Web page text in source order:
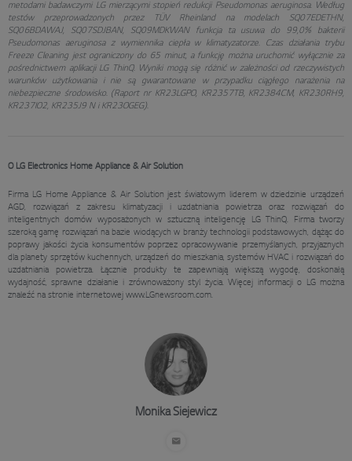
metodami badawczymi LG mierzącymi stopień redukcji Pseudomonas aeruginosa. Według
testów przeprowadzonych przez TÜV Rheinland na modelach SQ07EDETHN,
SQ06BDAWAJ, SQ07SDJBAN, SQ09MDKWAN funkcja ta usuwa do 99,0% bakterii
Pseudomonas aeruginosa z wymiennika ciepła w klimatyzatorze. Czas działania trybu
Freeze Cleaning jest ograniczony do 65 minut, a funkcję można uruchomić wyłącznie za
pośrednictwem aplikacji LG ThinQ. Wyniki mogą się różnić w zależności od rzeczywistych
warunków użytkowania i nie są gwarantowane w przypadku ciągłego narażenia na
niebezpieczne środowisko. (Raport nr KR23LGPO, KR2357TB, KR2384CM, KR230RH9,
KR237IO2, KR235J9 N i KR23OGEG).
O LG Electronics Home Appliance & Air Solution
Firma LG Home Appliance & Air Solution jest światowym liderem w dziedzinie urządzeń
AGD, rozwiązań z zakresu klimatyzacji i uzdatniania powietrza oraz rozwiązań do
inteligentnych domów wyposażonych w sztuczną inteligencję LG ThinQ. Firma tworzy
szeroką gamę rozwiązań na bazie wiodących w branży technologii podstawowych, dążąc do
poprawy jakości życia konsumentów poprzez opracowywanie przemyślanych, przyjaznych
dla planety sprzętów kuchennych, urządzeń do mieszkania, systemów HVAC i rozwiązań do
uzdatniania powietrza. Łącznie produkty te zapewniają większą wygodę, doskonałą
wydajność, sprawne działanie i zrównoważony styl życia. Więcej informacji o LG można
znaleźć na stronie internetowej www.LGnewsroom.com.
Monika Siejewicz